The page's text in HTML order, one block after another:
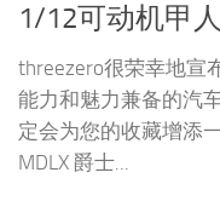
1/12可动机甲
threezero很荣幸地宣
能力和魅力兼备的汽
定会为您的收藏增添
MDLX 爵士...